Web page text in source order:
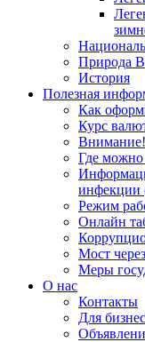
Природа
История
Полезная
Как
Курс
Где можно
инфекции
Режим
Онлайн
Мост
Меры
О нас
Контакты
Для